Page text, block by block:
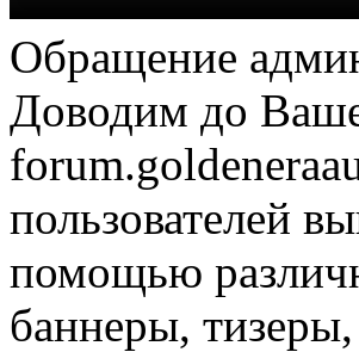
Обращение
Доводим до
пользователей
помощью
баннеры,